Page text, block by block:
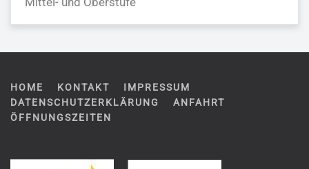
HOME KONTAKT
IMPRESSUM
DATENSCHUTZERKLÄRUNG
ANFAHRT
ÖFFNUNGSZEITEN